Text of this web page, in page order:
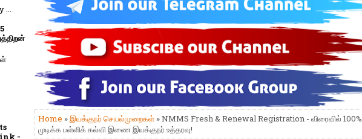
Home »இயக்குநர் செயல்முறைகள் » NMMS Fresh & Renewal Registration - விரைவில் 100%
முடிக்க பள்ளிக் கல்வி இணை இயக்குநர் உத்தரவு!
...
-